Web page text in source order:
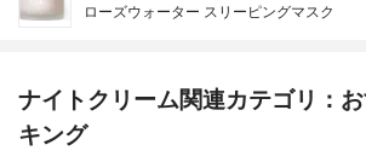
ローズウォーター スリーピングマスク
ナイトクリーム関連カテゴリ：
キング